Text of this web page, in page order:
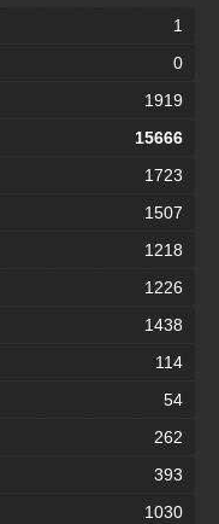
1
0
1919
15666
1723
1507
1218
1226
1438
114
54
262
393
1030